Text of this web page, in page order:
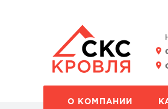
О КОМПАНИИ